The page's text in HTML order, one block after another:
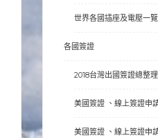
世界各國插座及電壓一
各國簽證
2018台灣出國簽證總整
美國簽證 、線上簽證申
美國簽證 、線上簽證申